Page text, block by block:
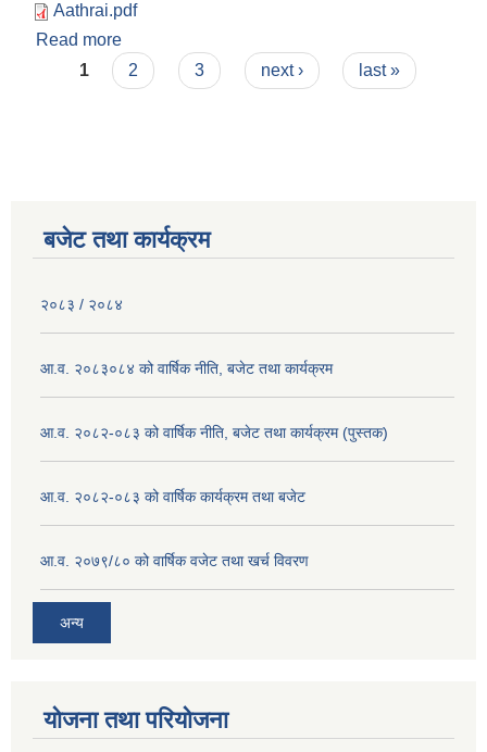
Aathrai.pdf
Read more
Pages
1 2 3 next › last »
बजेट तथा कार्यक्रम
२०८३ / २०८४
आ.व. २०८३०८४ को वार्षिक नीति, बजेट तथा कार्यक्रम
आ.व. २०८२-०८३ को वार्षिक नीति, बजेट तथा कार्यक्रम (पुस्तक)
आ.व. २०८२-०८३ को वार्षिक कार्यक्रम तथा बजेट
आ.व. २०७९/८० को वार्षिक वजेट तथा खर्च विवरण
अन्य
योजना तथा परियोजना